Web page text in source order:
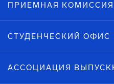
ПРИЕМНАЯ КОМИССИЯ
СТУДЕНЧЕСКИЙ ОФИС
АССОЦИАЦИЯ